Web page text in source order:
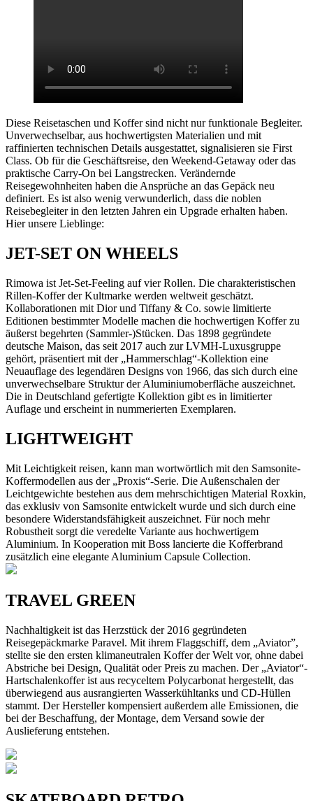
Diese Reisetaschen und Koffer sind nicht nur funktionale Begleiter.
Unverwechselbar, aus hochwertigsten Materialien und mit
raffinierten technischen Details ausgestattet, signalisieren sie First
Class. Ob für die Geschäftsreise, den Weekend-Getaway oder das
praktische Carry-On bei Langstrecken. Verändernde
Reisegewohnheiten haben die Ansprüche an das Gepäck neu
definiert. Es ist also wenig verwunderlich, dass die noblen
Reisebegleiter in den letzten Jahren ein Upgrade erhalten haben.
Hier unsere Lieblinge:
JET-SET ON WHEELS
Rimowa ist Jet-Set-Feeling auf vier Rollen. Die charakteristischen
Rillen-Koffer der Kultmarke werden weltweit geschätzt.
Kollaborationen mit Dior und Tiffany & Co. sowie limitierte
Editionen bestimmter Modelle machen die hochwertigen Koffer zu
äußerst begehrten (Sammler-)Stücken. Das 1898 gegründete
deutsche Maison, das seit 2017 auch zur LVMH-Luxusgruppe
gehört, präsentiert mit der „Hammerschlag“-Kollektion eine
Neuauflage des legendären Designs von 1966, das sich durch eine
unverwechselbare Struktur der Aluminiumoberfläche auszeichnet.
Die in Deutschland gefertigte Kollektion gibt es in limitierter
Auflage und erscheint in nummerierten Exemplaren.
LIGHTWEIGHT
Mit Leichtigkeit reisen, kann man wortwörtlich mit den Samsonite-
Koffermodellen aus der „Proxis“-Serie. Die Außenschalen der
Leichtgewichte bestehen aus dem mehrschichtigen Material Roxkin,
das exklusiv von Samsonite entwickelt wurde und sich durch eine
besondere Widerstandsfähigkeit auszeichnet. Für noch mehr
Robustheit sorgt die veredelte Variante aus hochwertigem
Aluminium. In Kooperation mit Boss lancierte die Kofferbrand
zusätzlich eine elegante Aluminium Capsule Collection.
TRAVEL GREEN
Nachhaltigkeit ist das Herzstück der 2016 gegründeten
Reisegepäckmarke Paravel. Mit ihrem Flaggschiff, dem „Aviator”,
stellte sie den ersten klimaneutralen Koffer der Welt vor, ohne dabei
Abstriche bei Design, Qualität oder Preis zu machen. Der „Aviator“-
Hartschalenkoffer ist aus recyceltem Polycarbonat hergestellt, das
überwiegend aus ausrangierten Wasserkühltanks und CD-Hüllen
stammt. Der Hersteller kompensiert außerdem alle Emissionen, die
bei der Beschaffung, der Montage, dem Versand sowie der
Auslieferung entstehen.